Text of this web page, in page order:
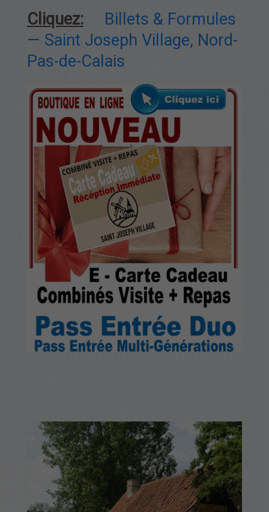
Cliquez:
Billets & Formules
— Saint Joseph Village, Nord-
Pas-de-Calais